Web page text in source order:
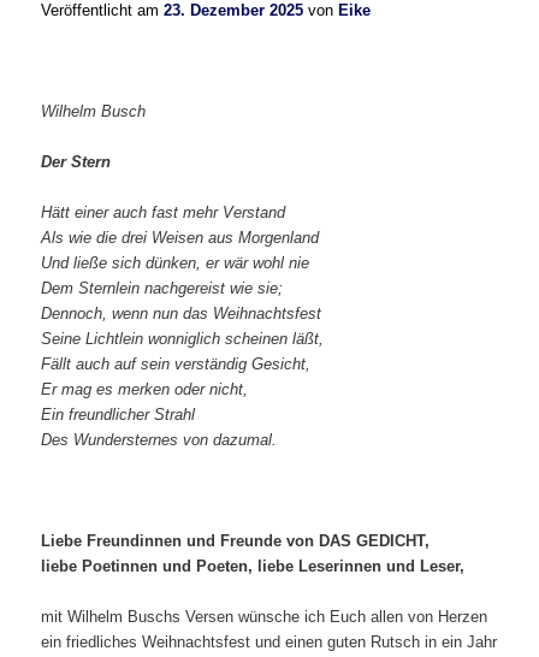
Veröffentlicht am23. Dezember 2025 von Eike
Wilhelm Busch
Der Stern
Hätt einer auch fast mehr Verstand
Als wie die drei Weisen aus Morgenland
Und ließe sich dünken, er wär wohl nie
Dem Sternlein nachgereist wie sie;
Dennoch, wenn nun das Weihnachtsfest
Seine Lichtlein wonniglich scheinen läßt,
Fällt auch auf sein verständig Gesicht,
Er mag es merken oder nicht,
Ein freundlicher Strahl
Des Wundersternes von dazumal.
Liebe Freundinnen und Freunde von DAS GEDICHT,
liebe Poetinnen und Poeten, liebe Leserinnen und Leser,
mit Wilhelm Buschs Versen wünsche ich Euch allen von Herzen
ein friedliches Weihnachtsfest und einen guten Rutsch in ein Jahr